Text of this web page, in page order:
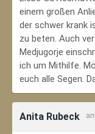
einem großen
der schwer krank
zu beten. Auch
Medjugorje
ich um Mithilfe.
euch alle Segen.
Anita Rubeck